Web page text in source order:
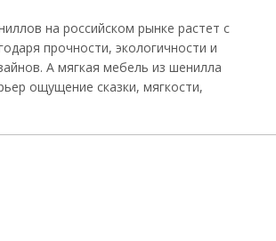
на российском рынке растет с
прочности, экологичности и
А мягкая мебель из шенилла
ощущение сказки, мягкости,